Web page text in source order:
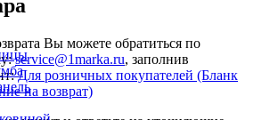
Вы можете обратиться по
service@1marka.ru, заполнив
Для розничных покупателей (Бланк
на возврат)